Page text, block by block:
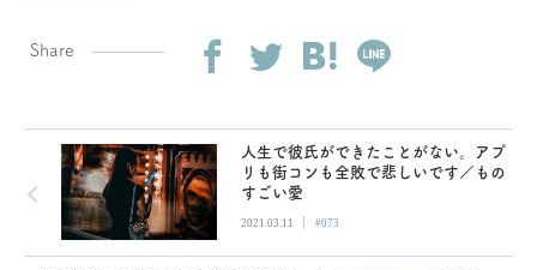
Share
人生で彼氏ができたことがない。アプ
リも街コンも全敗で悲しいです／もの
すごい愛
2021.03.11 | #073